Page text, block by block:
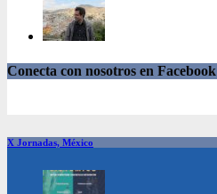
Conecta con nosotros en Facebook
X Jornadas, México